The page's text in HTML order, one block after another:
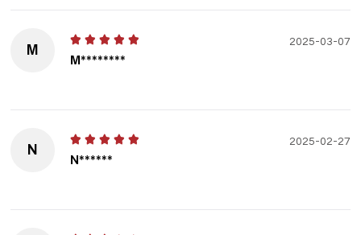
M
M********
2025-03-07
N
N******
2025-02-27